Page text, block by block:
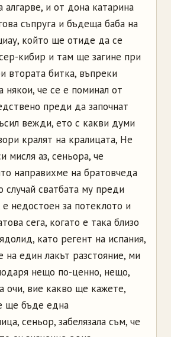
алгарве, и от дона катарина
съпруга и бъдеща баба на
който ще отиде да се
кибир и там ще загине при
втората битка, въпреки
някои, че се е поминал от
преди да започнат
вежди, ето с какви думи
кралят на кралицата, Не
мисля аз, сеньора, че
направихме на братовчеда
случай сватбата му преди
недостоен за потеклото и
сега, когато е така близо
като регент на испания,
на един лакът разстояние, ми
нещо по-ценно, нещо,
очи, вие какво ще кажете,
ще бъде една
сеньор, забелязала съм, че